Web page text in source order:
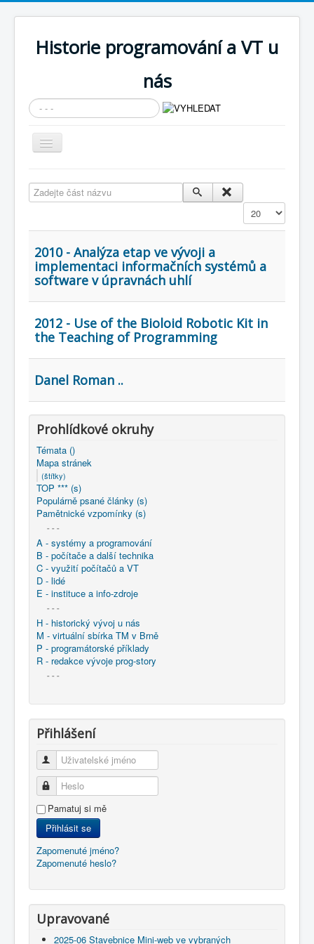
Historie programování a VT u
nás
Vyhledávání...
Přepnout
navigaci
Cíle expozice
Současnost SW a IT
KNIHOVNA
COBOL
O nás
Úvod Mapa stránek
Zadejte část názvu
Zobrazit
2010 - Analýza etap ve vývoji a
implementaci informačních systémů a
software v úpravnách uhlí
2012 - Use of the Bioloid Robotic Kit in
the Teaching of Programming
Danel Roman ..
Prohlídkové okruhy
Témata ()
Mapa stránek
(štítky)
TOP *** (s)
Populárně psané články (s)
Pamětnické vzpomínky (s)
- - -
A - systémy a programování
B - počítače a další technika
C - využití počítačů a VT
D - lidé
E - instituce a info-zdroje
- - -
H - historický vývoj u nás
M - virtuální sbírka TM v Brně
P - programátorské příklady
R - redakce vývoje prog-story
- - -
Přihlášení
Uživatelské jméno
Heslo
Pamatuj si mě
Přihlásit se
Zapomenuté jméno?
Zapomenuté heslo?
Upravované
2025-06 Stavebnice Mini-web ve vybraných